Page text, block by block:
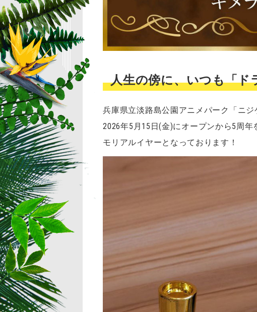
人生の傍に、いつも「ド
兵庫県立淡路島公園アニメパーク「ニ
2026年5月15日(金)にオープンから5周
モリアルイヤーとなっております！